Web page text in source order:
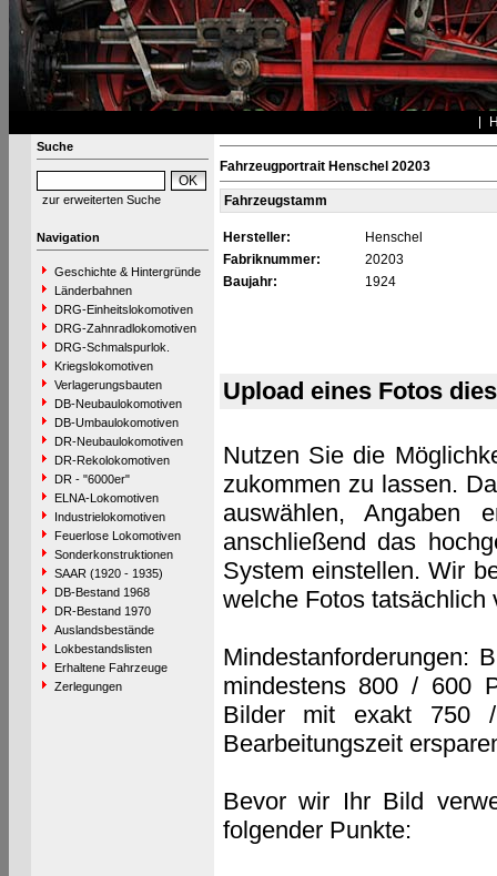
Suche
zur erweiterten Suche
Navigation
Geschichte & Hintergründe
Länderbahnen
DRG-Einheitslokomotiven
DRG-Zahnradlokomotiven
DRG-Schmalspurlok.
Kriegslokomotiven
Verlagerungsbauten
DB-Neubaulokomotiven
DB-Umbaulokomotiven
DR-Neubaulokomotiven
DR-Rekolokomotiven
DR - "6000er"
ELNA-Lokomotiven
Industrielokomotiven
Feuerlose Lokomotiven
Sonderkonstruktionen
SAAR (1920 - 1935)
DB-Bestand 1968
DR-Bestand 1970
Auslandsbestände
Lokbestandslisten
Erhaltene Fahrzeuge
Zerlegungen
Fahrzeugportrait Henschel 20203
Fahrzeugstamm
Hersteller:
Henschel
Fabriknummer:
20203
Baujahr:
1924
Upload eines Fotos
Nutzen Sie die
zukommen zu lassen.
auswählen, Angaben
anschließend das
System einstellen. Wir
welche Fotos tatsächlich
Mindestanforderungen:
mindestens 800 / 600
Bilder mit exakt 750
Bearbeitungszeit
Bevor wir Ihr Bild
folgender Punkte: